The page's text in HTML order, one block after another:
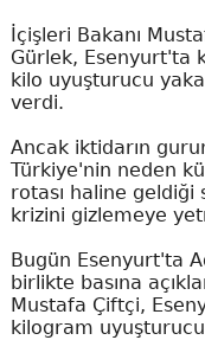
İçişleri Bakanı
Gürlek, Esenyurt'ta
kilo uyuşturucu
verdi.
Ancak iktidarın
Türkiye'nin neden
rotası haline
krizini gizlemeye
Bugün Esenyurt'ta
birlikte basına
Mustafa Çiftçi,
kilogram